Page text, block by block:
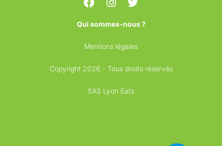
Qui sommes-nous ?
Mentions légales
Copyright 2026 - Tous droits réservés
SAS Lyon Eats